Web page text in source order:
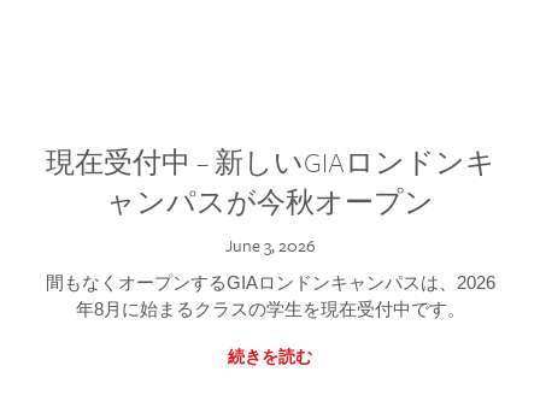
現在受付中 – 新しいGIAロンドンキ
ャンパスが今秋オープン
June 3, 2026
間もなくオープンするGIAロンドンキャンパスは、2026
年8月に始まるクラスの学生を現在受付中です。
続きを読む